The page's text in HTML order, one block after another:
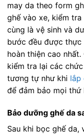
may da theo form
ghế vào xe, kiểm
cùng là vệ sinh và
bước đều được thực
hoàn thiện cao
kiểm tra lại các
tương tự như khi lắp
để đảm bảo mọi
Bảo dưỡng ghế da
Sau khi bọc ghế